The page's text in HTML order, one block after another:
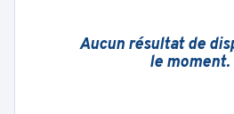
Aucun résultat de
le moment.